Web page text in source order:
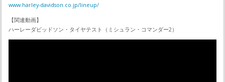
www.harley-davidson.co.jp/lineup/
【関連動画】
ハーレーダビッドソン・タイヤテスト（ミシュラン・コマンダー2）